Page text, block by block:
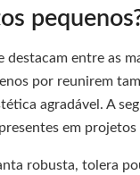
destacam entre as
por reunirem
agradável. A
em
robusta, tolera